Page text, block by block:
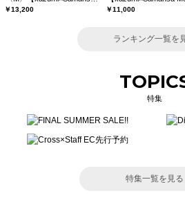
￥13,200 ￥11,000
ランキング一覧を
特集
特集一覧を見る